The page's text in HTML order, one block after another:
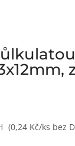
(0,24 Kč/ks bez